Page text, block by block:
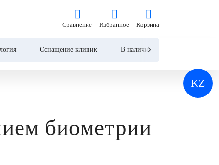
KZ
Сравнение
Сравнение
Избранное Корзина
Оснащение клиник В наличии
биометрии